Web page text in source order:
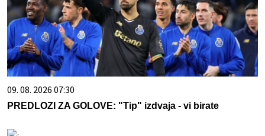
09. 08. 2026 07:30
PREDLOZI ZA GOLOVE: "Tip" izdvaja - vi birate